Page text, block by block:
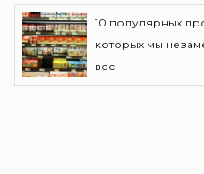
10 популярных
которых мы
вес